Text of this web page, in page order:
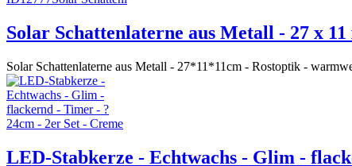
Solar Schattenlaterne aus Metall - 27 x
Solar Schattenlaterne aus Metall - 27*11*11cm - Rostoptik -
LED-Stabkerze - Echtwachs - Glim -